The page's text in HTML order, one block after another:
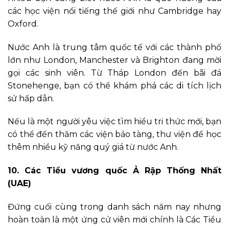
các học viện nổi tiếng thế giới như Cambridge hay
Oxford.
Nước Anh là trung tâm quốc tế với các thành phố
lớn như London, Manchester và Brighton đang mời
gọi các sinh viên. Từ Tháp London đến bãi đá
Stonehenge, bạn có thể khám phá các di tích lịch
sử hấp dẫn.
Nếu là một người yêu việc tìm hiểu tri thức mới, bạn
có thể đến thăm các viện bảo tàng, thư viện để học
thêm nhiều kỹ năng quý giá từ nước Anh.
10. Các Tiểu vương quốc Ả Rập Thống Nhất
(UAE)
Đứng cuối cùng trong danh sách năm nay nhưng
hoàn toàn là một ứng cử viên mới chính là Các Tiểu